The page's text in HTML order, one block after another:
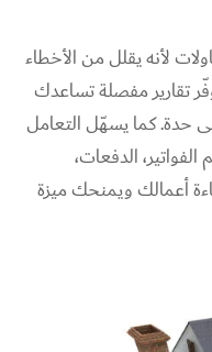
لأنه يقلل من الأخطاء
تقارير مفصلة تساعدك
حدة. كما يسهّل التعامل
الدفعات،
أعمالك ويمنحك ميزة